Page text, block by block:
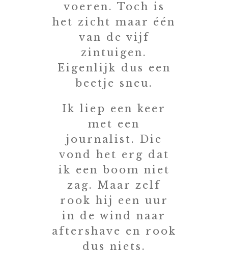
voeren. Toch is
het zicht maar één
van de vijf
zintuigen.
Eigenlijk dus een
beetje sneu.
Ik liep een keer
met een
journalist. Die
vond het erg dat
ik een boom niet
zag. Maar zelf
rook hij een uur
in de wind naar
aftershave en rook
dus niets.